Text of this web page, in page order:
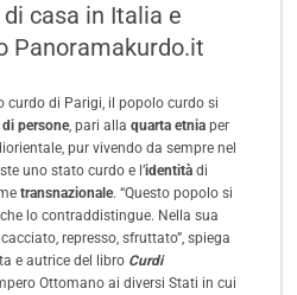
casa in Italia e
Panoramakurdo.it
curdo di Parigi, il popolo curdo si
persone, pari alla quarta etnia per
pur vivendo da sempre nel
uno stato curdo e l’identità di
transnazionale. “Questo popolo si
lo contraddistingue. Nella sua
represso, sfruttato”, spiega
e autrice del libro Curdi
Ottomano ai diversi Stati in cui